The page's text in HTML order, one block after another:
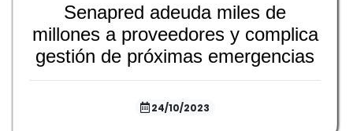
Senapred adeuda miles de
millones a proveedores y complica
gestión de próximas emergencias
24/10/2023